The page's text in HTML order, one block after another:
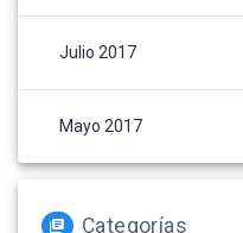
Julio 2017
Mayo 2017
Categorías